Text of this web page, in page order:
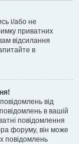
і/або не
приватних
відсилання
в
від
в вашій
повідомлення
форуму, він може
повідомлень